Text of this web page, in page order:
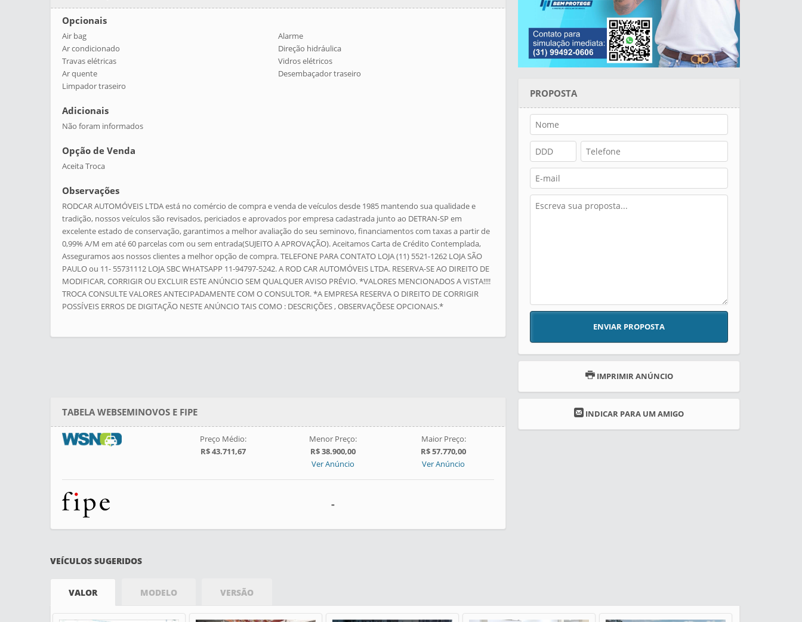
Opcionais
Air bag
Alarme
Ar condicionado
Direção hidráulica
Travas elétricas
Vidros elétricos
Ar quente
Desembaçador traseiro
Limpador traseiro
Adicionais
Não foram informados
Opção de Venda
Aceita Troca
Observações
RODCAR AUTOMÓVEIS LTDA está no comércio de compra e venda de veículos desde 1985 mantendo sua qualidade e
tradição, nossos veículos são revisados, periciados e aprovados por empresa cadastrada junto ao DETRAN-SP em
excelente estado de conservação, garantimos a melhor avaliação do seu seminovo, financiamentos com taxas a partir de
0,99% A/M em até 60 parcelas com ou sem entrada(SUJEITO A APROVAÇÃO). Aceitamos Carta de Crédito Contemplada,
Asseguramos aos nossos clientes a melhor opção de compra. TELEFONE PARA CONTATO LOJA (11) 5521-1262 LOJA SÃO
PAULO ou 11- 55731112 LOJA SBC WHATSAPP 11-94797-5242. A ROD CAR AUTOMÓVEIS LTDA. RESERVA-SE AO DIREITO DE
MODIFICAR, CORRIGIR OU EXCLUIR ESTE ANÚNCIO SEM QUALQUER AVISO PRÉVIO. *VALORES MENCIONADOS A VISTA!!!!
TROCA CONSULTE VALORES ANTECIPADAMENTE COM O CONSULTOR. *A EMPRESA RESERVA O DIREITO DE CORRIGIR
POSSÍVEIS ERROS DE DIGITAÇÃO NESTE ANÚNCIO TAIS COMO : DESCRIÇÕES , OBSERVAÇÕESE OPCIONAIS.*
TABELA WEBSEMINOVOS E FIPE
Preço Médio:
R$ 43.711,67
Menor Preço:
R$ 38.900,00
Ver Anúncio
Maior Preço:
R$ 57.770,00
Ver Anúncio
-
PROPOSTA
ENVIAR PROPOSTA
IMPRIMIR ANÚNCIO
INDICAR PARA UM AMIGO
VEÍCULOS SUGERIDOS
VALOR MODELO VERSÃO